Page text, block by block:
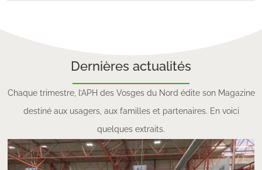
Dernières actualités
Chaque trimestre, l’APH des Vosges du Nord édite son Magazine
destiné aux usagers, aux familles et partenaires. En voici
quelques extraits.